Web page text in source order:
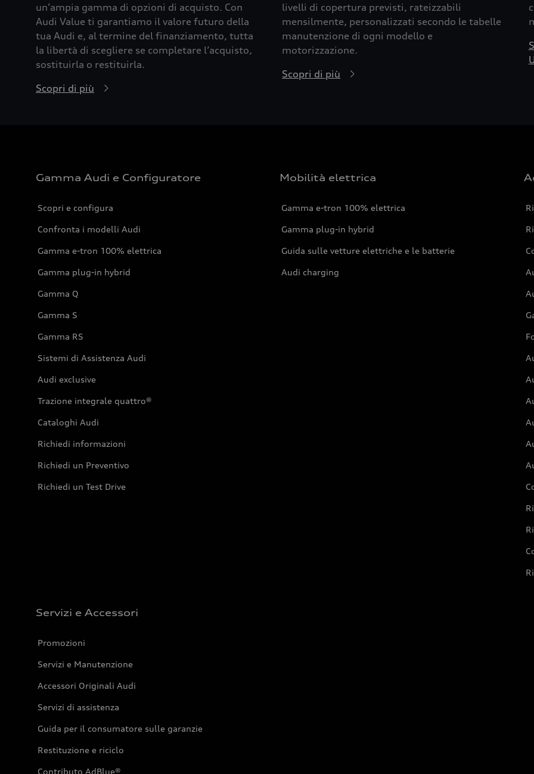
un’ampia gamma di opzioni di acquisto. Con
Audi Value ti garantiamo il valore futuro della
tua Audi e, al termine del finanziamento, tutta
la libertà di scegliere se completare l’acquisto,
sostituirla o restituirla.
Scopri di più
livelli di copertura previsti, rateizzabili
mensilmente, personalizzati secondo le tabelle
manutenzione di ogni modello e
motorizzazione.
Scopri di più
Gamma Audi e Configuratore
Scopri e configura
Confronta i modelli Audi
Gamma e-tron 100% elettrica
Gamma plug-in hybrid
Gamma Q
Gamma S
Gamma RS
Sistemi di Assistenza Audi
Audi exclusive
Trazione integrale quattro®
Cataloghi Audi
Richiedi informazioni
Richiedi un Preventivo
Richiedi un Test Drive
Mobilità elettrica
Gamma e-tron 100% elettrica
Gamma plug-in hybrid
Guida sulle vetture elettriche e le batterie
Audi charging
Servizi e Accessori
Promozioni
Servizi e Manutenzione
Accessori Originali Audi
Servizi di assistenza
Guida per il consumatore sulle garanzie
Restituzione e riciclo
Contributo AdBlue®